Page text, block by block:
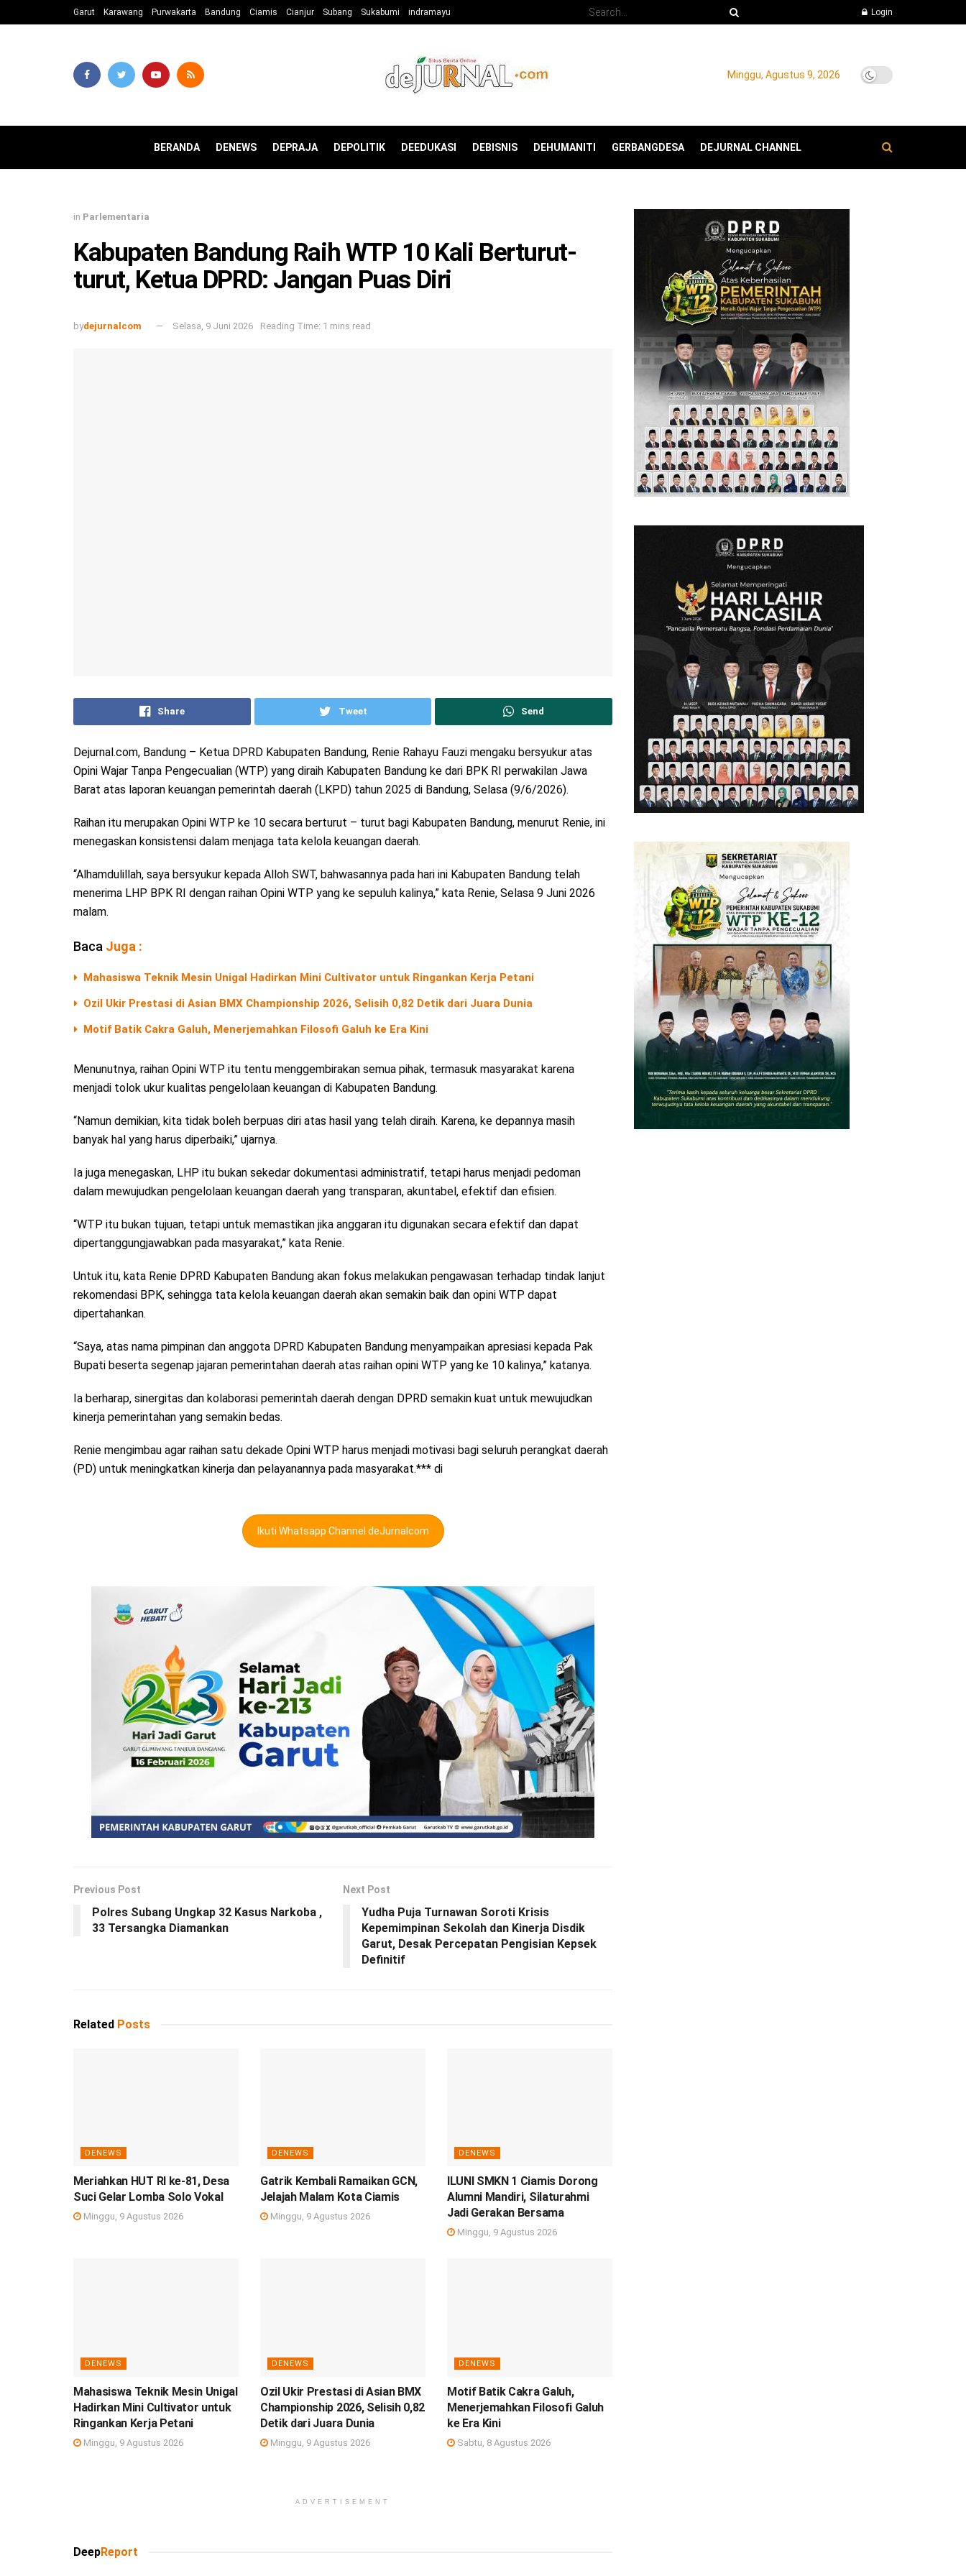
Garut Karawang Purwakarta Bandung Ciamis Cianjur Subang Sukabumi indramayu Login
Minggu, Agustus 9, 2026
BERANDA DENEWS DEPRAJA DEPOLITIK DEEDUKASI DEBISNIS DEHUMANITI GERBANGDESA DEJURNAL CHANNEL
in Parlementaria
Kabupaten Bandung Raih WTP 10 Kali Berturut-
turut, Ketua DPRD: Jangan Puas Diri
bydejurnalcom Selasa, 9 Juni 2026 Reading Time: 1 mins read
Share Tweet Send
Dejurnal.com, Bandung – Ketua DPRD Kabupaten Bandung, Renie Rahayu Fauzi mengaku bersyukur atas
Opini Wajar Tanpa Pengecualian (WTP) yang diraih Kabupaten Bandung ke dari BPK RI perwakilan Jawa
Barat atas laporan keuangan pemerintah daerah (LKPD) tahun 2025 di Bandung, Selasa (9/6/2026).
Raihan itu merupakan Opini WTP ke 10 secara berturut – turut bagi Kabupaten Bandung, menurut Renie, ini
menegaskan konsistensi dalam menjaga tata kelola keuangan daerah.
“Alhamdulillah, saya bersyukur kepada Alloh SWT, bahwasannya pada hari ini Kabupaten Bandung telah
menerima LHP BPK RI dengan raihan Opini WTP yang ke sepuluh kalinya,” kata Renie, Selasa 9 Juni 2026
malam.
Baca Juga :
Mahasiswa Teknik Mesin Unigal Hadirkan Mini Cultivator untuk Ringankan Kerja Petani
Ozil Ukir Prestasi di Asian BMX Championship 2026, Selisih 0,82 Detik dari Juara Dunia
Motif Batik Cakra Galuh, Menerjemahkan Filosofi Galuh ke Era Kini
Menunutnya, raihan Opini WTP itu tentu menggembirakan semua pihak, termasuk masyarakat karena
menjadi tolok ukur kualitas pengelolaan keuangan di Kabupaten Bandung.
“Namun demikian, kita tidak boleh berpuas diri atas hasil yang telah diraih. Karena, ke depannya masih
banyak hal yang harus diperbaiki,” ujarnya.
Ia juga menegaskan, LHP itu bukan sekedar dokumentasi administratif, tetapi harus menjadi pedoman
dalam mewujudkan pengelolaan keuangan daerah yang transparan, akuntabel, efektif dan efisien.
“WTP itu bukan tujuan, tetapi untuk memastikan jika anggaran itu digunakan secara efektif dan dapat
dipertanggungjawabkan pada masyarakat,” kata Renie.
Untuk itu, kata Renie DPRD Kabupaten Bandung akan fokus melakukan pengawasan terhadap tindak lanjut
rekomendasi BPK, sehingga tata kelola keuangan daerah akan semakin baik dan opini WTP dapat
dipertahankan.
“Saya, atas nama pimpinan dan anggota DPRD Kabupaten Bandung menyampaikan apresiasi kepada Pak
Bupati beserta segenap jajaran pemerintahan daerah atas raihan opini WTP yang ke 10 kalinya,” katanya.
Ia berharap, sinergitas dan kolaborasi pemerintah daerah dengan DPRD semakin kuat untuk mewujudkan
kinerja pemerintahan yang semakin bedas.
Renie mengimbau agar raihan satu dekade Opini WTP harus menjadi motivasi bagi seluruh perangkat daerah
(PD) untuk meningkatkan kinerja dan pelayanannya pada masyarakat.*** di
Ikuti Whatsapp Channel deJurnalcom
Previous Post
Polres Subang Ungkap 32 Kasus Narkoba ,
33 Tersangka Diamankan
Next Post
Yudha Puja Turnawan Soroti Krisis
Kepemimpinan Sekolah dan Kinerja Disdik
Garut, Desak Percepatan Pengisian Kepsek
Definitif
Related Posts
DENEWS
Meriahkan HUT RI ke-81, Desa
Suci Gelar Lomba Solo Vokal
Minggu, 9 Agustus 2026
DENEWS
Gatrik Kembali Ramaikan GCN,
Jelajah Malam Kota Ciamis
Minggu, 9 Agustus 2026
DENEWS
ILUNI SMKN 1 Ciamis Dorong
Alumni Mandiri, Silaturahmi
Jadi Gerakan Bersama
Minggu, 9 Agustus 2026
DENEWS
Mahasiswa Teknik Mesin Unigal
Hadirkan Mini Cultivator untuk
Ringankan Kerja Petani
Minggu, 9 Agustus 2026
DENEWS
Ozil Ukir Prestasi di Asian BMX
Championship 2026, Selisih 0,82
Detik dari Juara Dunia
Minggu, 9 Agustus 2026
DENEWS
Motif Batik Cakra Galuh,
Menerjemahkan Filosofi Galuh
ke Era Kini
Sabtu, 8 Agustus 2026
ADVERTISEMENT
DeepReport